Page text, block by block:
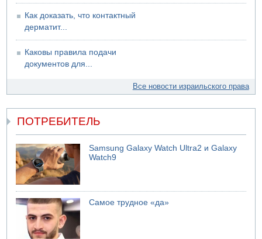
В Иерусалиме водитель врезался в забор и серьезно
пострадал
Как доказать, что контактный
дерматит...
Каковы правила подачи
документов для...
Все новости израильского права
ПОТРЕБИТЕЛЬ
Samsung Galaxy Watch Ultra2 и Galaxy
Watch9
Самое трудное «да»